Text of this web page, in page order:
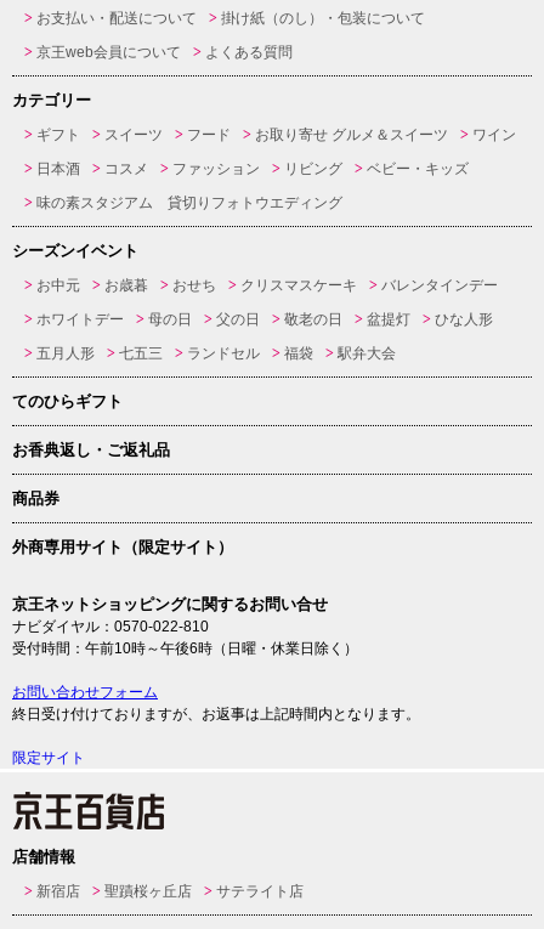
お支払い・配送について
掛け紙（のし）・包装について
京王web会員について
よくある質問
カテゴリー
ギフト スイーツ フード お取り寄せ グルメ＆スイーツ
ワイン
日本酒
コスメ ファッション リビング
ベビー・キッズ
味の素スタジアム 貸切りフォトウエディング
シーズンイベント
お中元 お歳暮 おせち クリスマスケーキ
バレンタインデー
ホワイトデー
母の日 父の日 敬老の日 盆提灯
ひな人形
五月人形
七五三 ランドセル 福袋 駅弁大会
てのひらギフト
お香典返し・ご返礼品
商品券
外商専用サイト（限定サイト）
京王ネットショッピングに関するお問い合せ
ナビダイヤル：0570-022-810
受付時間：午前10時～午後6時（日曜・休業日除く）
お問い合わせフォーム
終日受け付けておりますが、お返事は上記時間内となります。
限定サイト
店舗情報
新宿店 聖蹟桜ヶ丘店 サテライト店